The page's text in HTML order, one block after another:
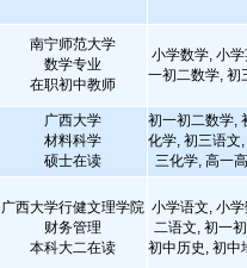
南宁师范大学
数学专业
在职初中教师
小学数学, 小
一初二数学, 初
广西大学
材料科学
硕士在读
初一初二数学,
化学, 初三语文
三化学, 高一
广西大学行健文理学院
财务管理
本科大二在读
小学语文, 小
二语文, 初一
初中历史, 初中